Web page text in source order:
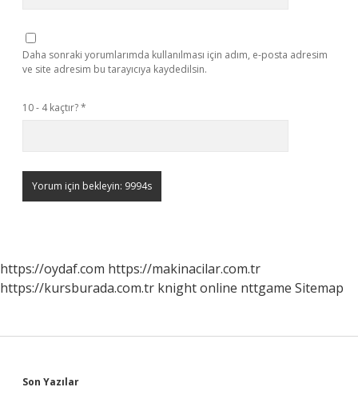
Daha sonraki yorumlarımda kullanılması için adım, e-posta adresim
ve site adresim bu tarayıcıya kaydedilsin.
10 - 4 kaçtır?*
https://oydaf.com https://makinacilar.com.tr
https://kursburada.com.tr knight online nttgame Sitemap
Son Yazılar